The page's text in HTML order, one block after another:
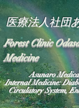
医療法人社団
Forest Clinic
Medicine
Asunaro
Internal Medicine:
Circulatory System,